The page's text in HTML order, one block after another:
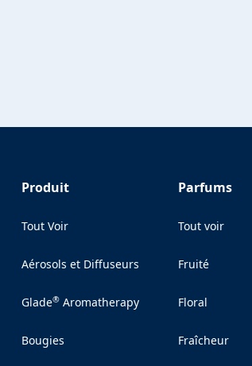
Produit
Tout Voir
Aérosols et Diffuseurs
Glade®Aromatherapy
Bougies
Parfums
Tout voir
Fruité
Floral
Fraîcheur